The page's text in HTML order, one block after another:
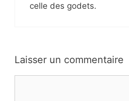
celle des godets.
Laisser un commentaire